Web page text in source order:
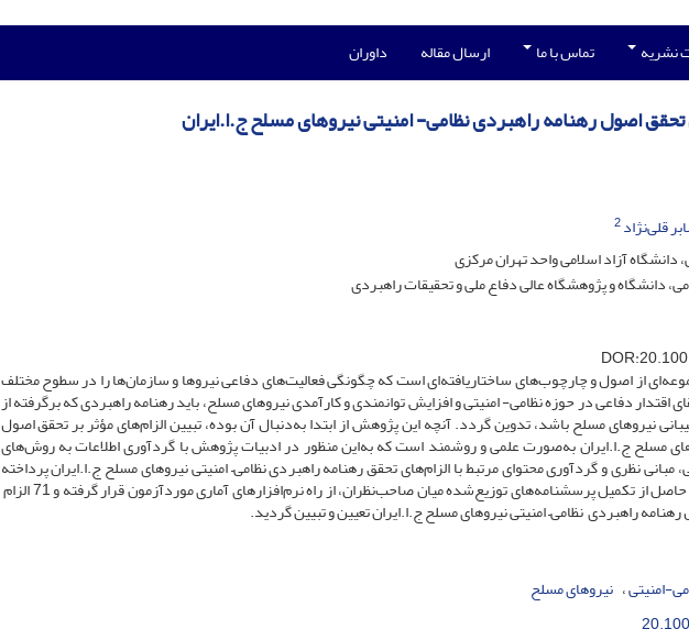
نشریه تماس با ما ارسال مقاله داوران
اصول رهنامه راهبردی نظامی- امنیتی نیروهای مسلح ج.ا.ایران
قلی‌نژاد2
آزاد اسلامی واحد تهران مرکزی
دانشگاه و پژوهشگاه عالی دفاع ملی و تحقیقات راهبردی
از اصول و چارچوب‌های ساختاریافته‌ای است که چگونگی فعالیت‌های دفاعی نیروها و سازمان‌ها را در سطوح مختلف
اقتدار دفاعی در حوزه نظامی- امنیتی و افزایش توانمندی و کارآمدی نیروهای مسلح، باید رهنامه راهبردی که برگرفته از
نیروهای مسلح باشد، تدوین گردد. آنچه این پژوهش از ابتدا به‌دنبال آن بوده، تبیین الزام‌های مؤثر بر تحقق اصول
مسلح ج.ا.ایران به‌صورت علمی و روشمند است که به‌این منظور در ادبیات پژوهش با گرد‌آوری اطلاعات به روش‌های
مبانی نظری و گردآوری محتوای مرتبط با الزام‌های تحقق رهنامه راهبردی نظامی– امنیتی نیروهای مسلح ج.ا.ایران پرداخته
شد. سپس داده‌های گرد­آوری شده حاصل از تکمیل پرسشنامه‌های توزیع‌شده میان صاحب‌نظران، از راه نرم‌افزارهای آماری موردآزمون قرار گرفته و 71 الزام
راهبردی نظامی– امنیتی نیروهای مسلح ج.ا.ایران تعیین و تبیین گردید.
امنیتی نیروهای مسلح